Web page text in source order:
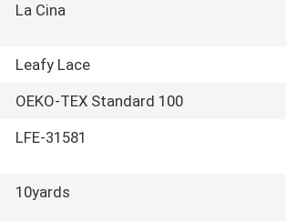
La Cina
Leafy Lace
OEKO-TEX Standard 100
LFE-31581
10yards